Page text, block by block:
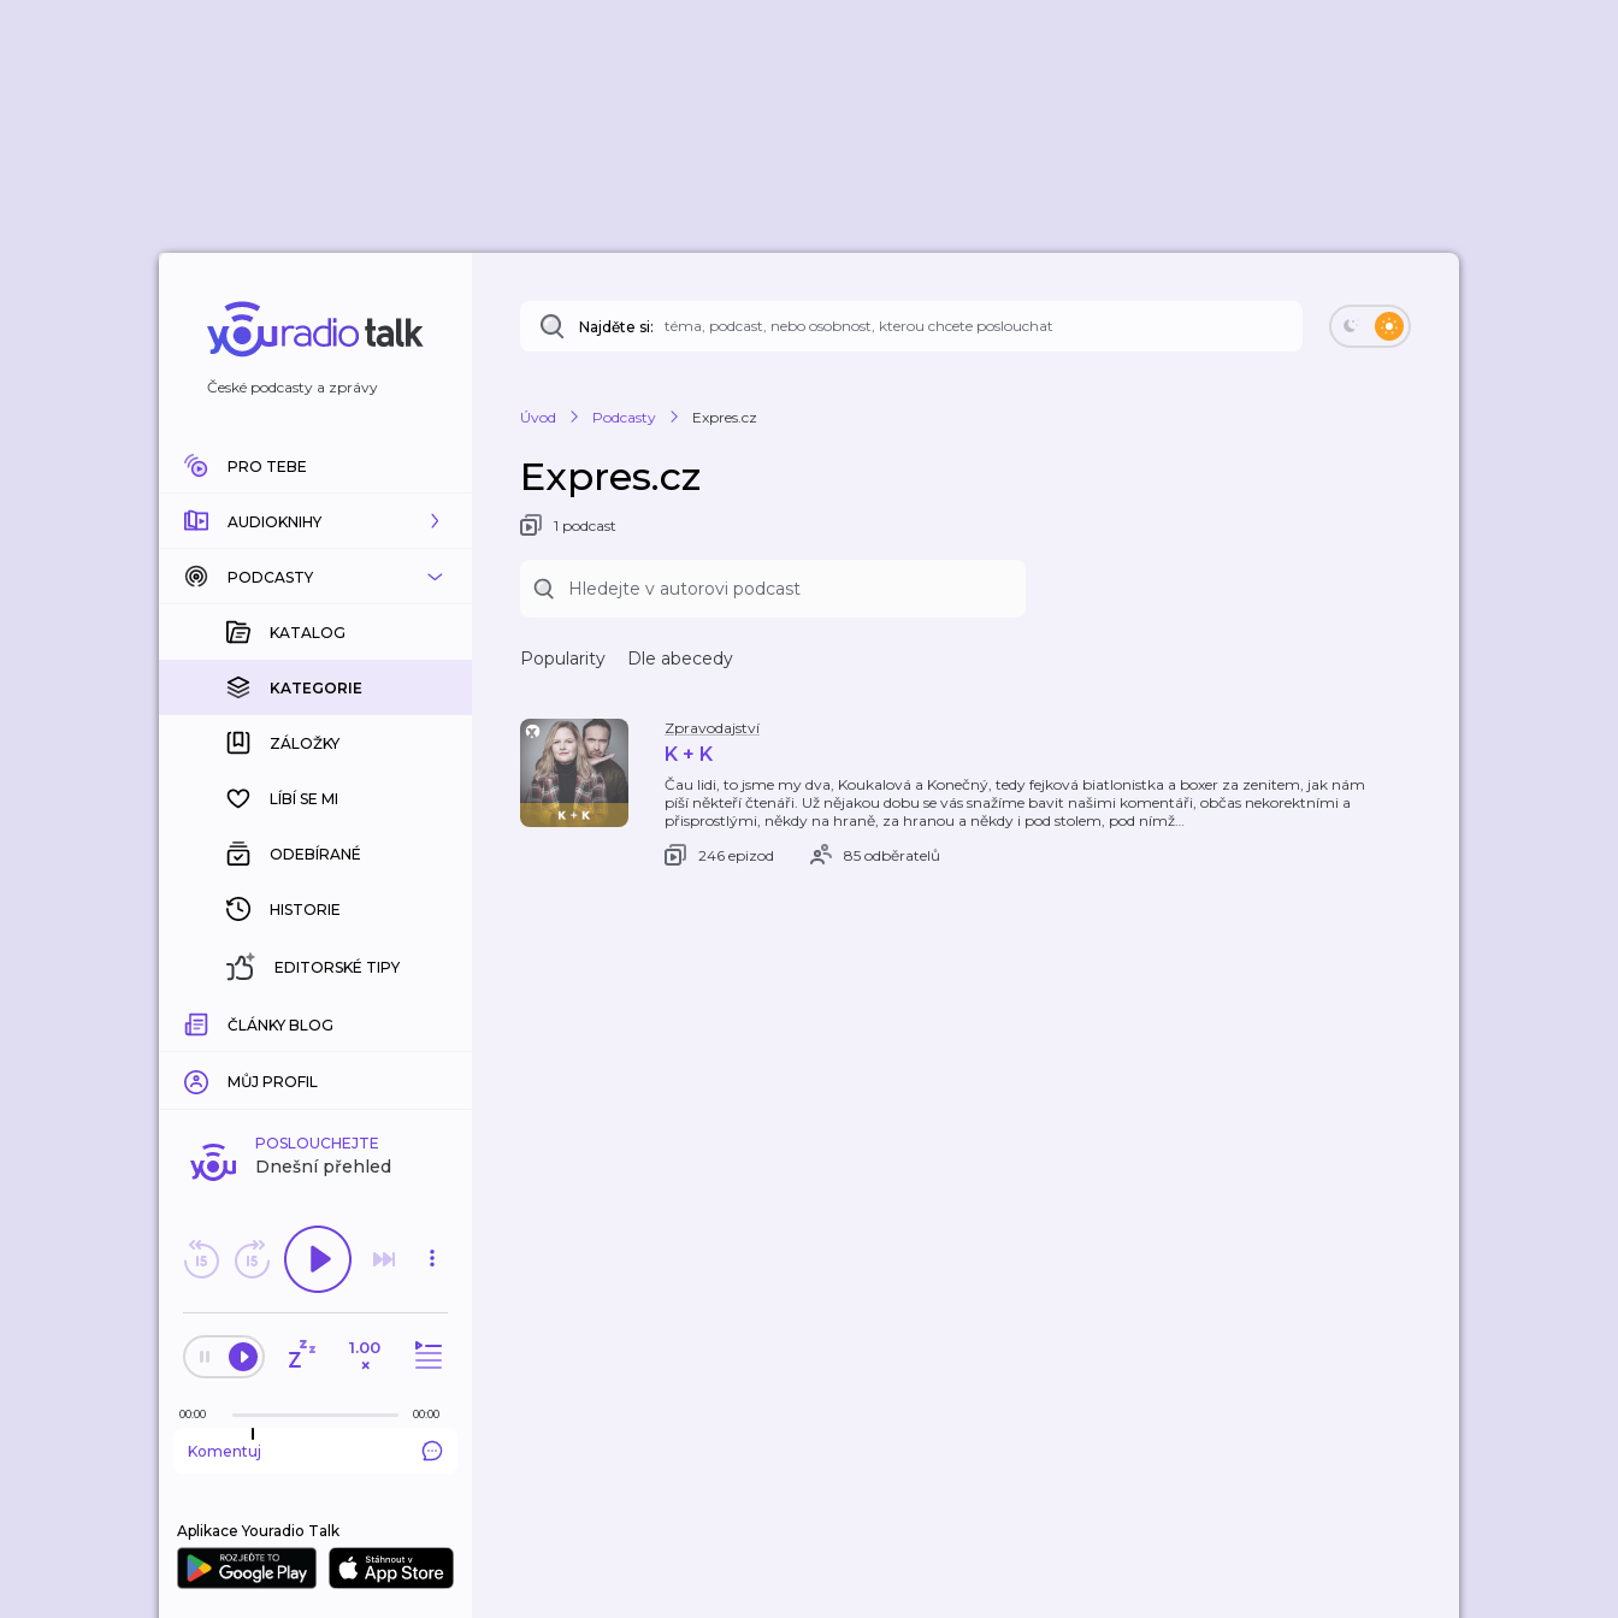
České podcasty a zprávy
PRO TEBE
AUDIOKNIHY
KATALOG
KOUPENÉ
KATEGORIE
ZÁLOŽKY
HISTORIE
PODCASTY
KATALOG
KATEGORIE
ZÁLOŽKY
LÍBÍ SE MI
ODEBÍRANÉ
HISTORIE
EDITORSKÉ TIPY
ČLÁNKY BLOG
MŮJ PROFIL
POSLOUCHEJTE
Dnešní přehled
1.00
×
00:00 00:00
Komentuj
Aplikace Youradio Talk
Najděte si:
Úvod Podcasty Expres.cz
Expres.cz
1 podcast
Popularity Dle abecedy
Zpravodajství
K + K
Čau lidi, to jsme my dva, Koukalová a Konečný, tedy fejková biatlonistka a boxer za zenitem, jak nám
píší někteří čtenáři. Už nějakou dobu se vás snažíme bavit našimi komentáři, občas nekorektními a
přisprostlými, někdy na hraně, za hranou a někdy i pod stolem, pod nímž…
246 epizod
85 odběratelů